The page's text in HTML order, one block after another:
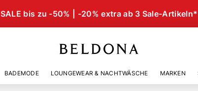
SALE bis zu -50% | -20% extra ab 3 Sale-Artikeln*
BADEMODE LOUNGEWEAR & NACHTWÄSCHE MARKEN